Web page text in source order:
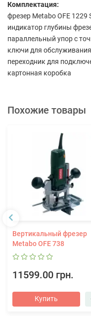
Комплектация:
фрезер Metabo OFE 1229
индикатор глубины
параллельный упор с
ключи для
переходник для
картонная коробка
Похожие товары
Вертикальный фрезер
Metabo OFE 738
11599.00 грн.
Купить